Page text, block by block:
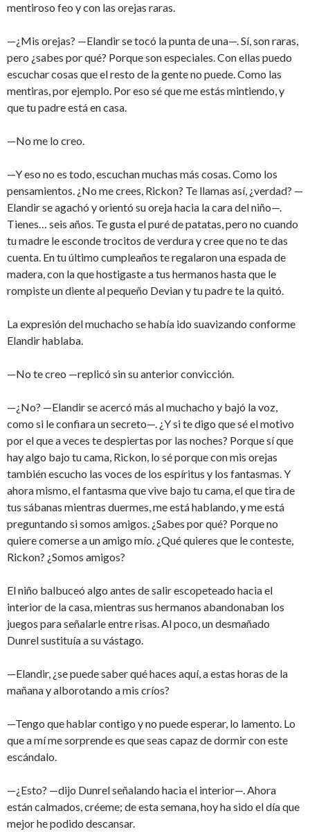
mentiroso feo y con las orejas raras.
—¿Mis orejas? —Elandir se tocó la punta de una—. Sí, son raras,
pero ¿sabes por qué? Porque son especiales. Con ellas puedo
escuchar cosas que el resto de la gente no puede. Como las
mentiras, por ejemplo. Por eso sé que me estás mintiendo, y
que tu padre está en casa.
—No me lo creo.
—Y eso no es todo, escuchan muchas más cosas. Como los
pensamientos. ¿No me crees, Rickon? Te llamas así, ¿verdad? —
Elandir se agachó y orientó su oreja hacia la cara del niño—.
Tienes… seis años. Te gusta el puré de patatas, pero no cuando
tu madre le esconde trocitos de verdura y cree que no te das
cuenta. En tu último cumpleaños te regalaron una espada de
madera, con la que hostigaste a tus hermanos hasta que le
rompiste un diente al pequeño Devian y tu padre te la quitó.
La expresión del muchacho se había ido suavizando conforme
Elandir hablaba.
—No te creo —replicó sin su anterior convicción.
—¿No? —Elandir se acercó más al muchacho y bajó la voz,
como si le confiara un secreto—. ¿Y si te digo que sé el motivo
por el que a veces te despiertas por las noches? Porque sí que
hay algo bajo tu cama, Rickon, lo sé porque con mis orejas
también escucho las voces de los espíritus y los fantasmas. Y
ahora mismo, el fantasma que vive bajo tu cama, el que tira de
tus sábanas mientras duermes, me está hablando, y me está
preguntando si somos amigos. ¿Sabes por qué? Porque no
quiere comerse a un amigo mío. ¿Qué quieres que le conteste,
Rickon? ¿Somos amigos?
El niño balbuceó algo antes de salir escopeteado hacia el
interior de la casa, mientras sus hermanos abandonaban los
juegos para señalarle entre risas. Al poco, un desmañado
Dunrel sustituía a su vástago.
—Elandir, ¿se puede saber qué haces aquí, a estas horas de la
mañana y alborotando a mis críos?
—Tengo que hablar contigo y no puede esperar, lo lamento. Lo
que a mí me sorprende es que seas capaz de dormir con este
escándalo.
—¿Esto? —dijo Dunrel señalando hacia el interior—. Ahora
están calmados, créeme; de esta semana, hoy ha sido el día que
mejor he podido descansar.